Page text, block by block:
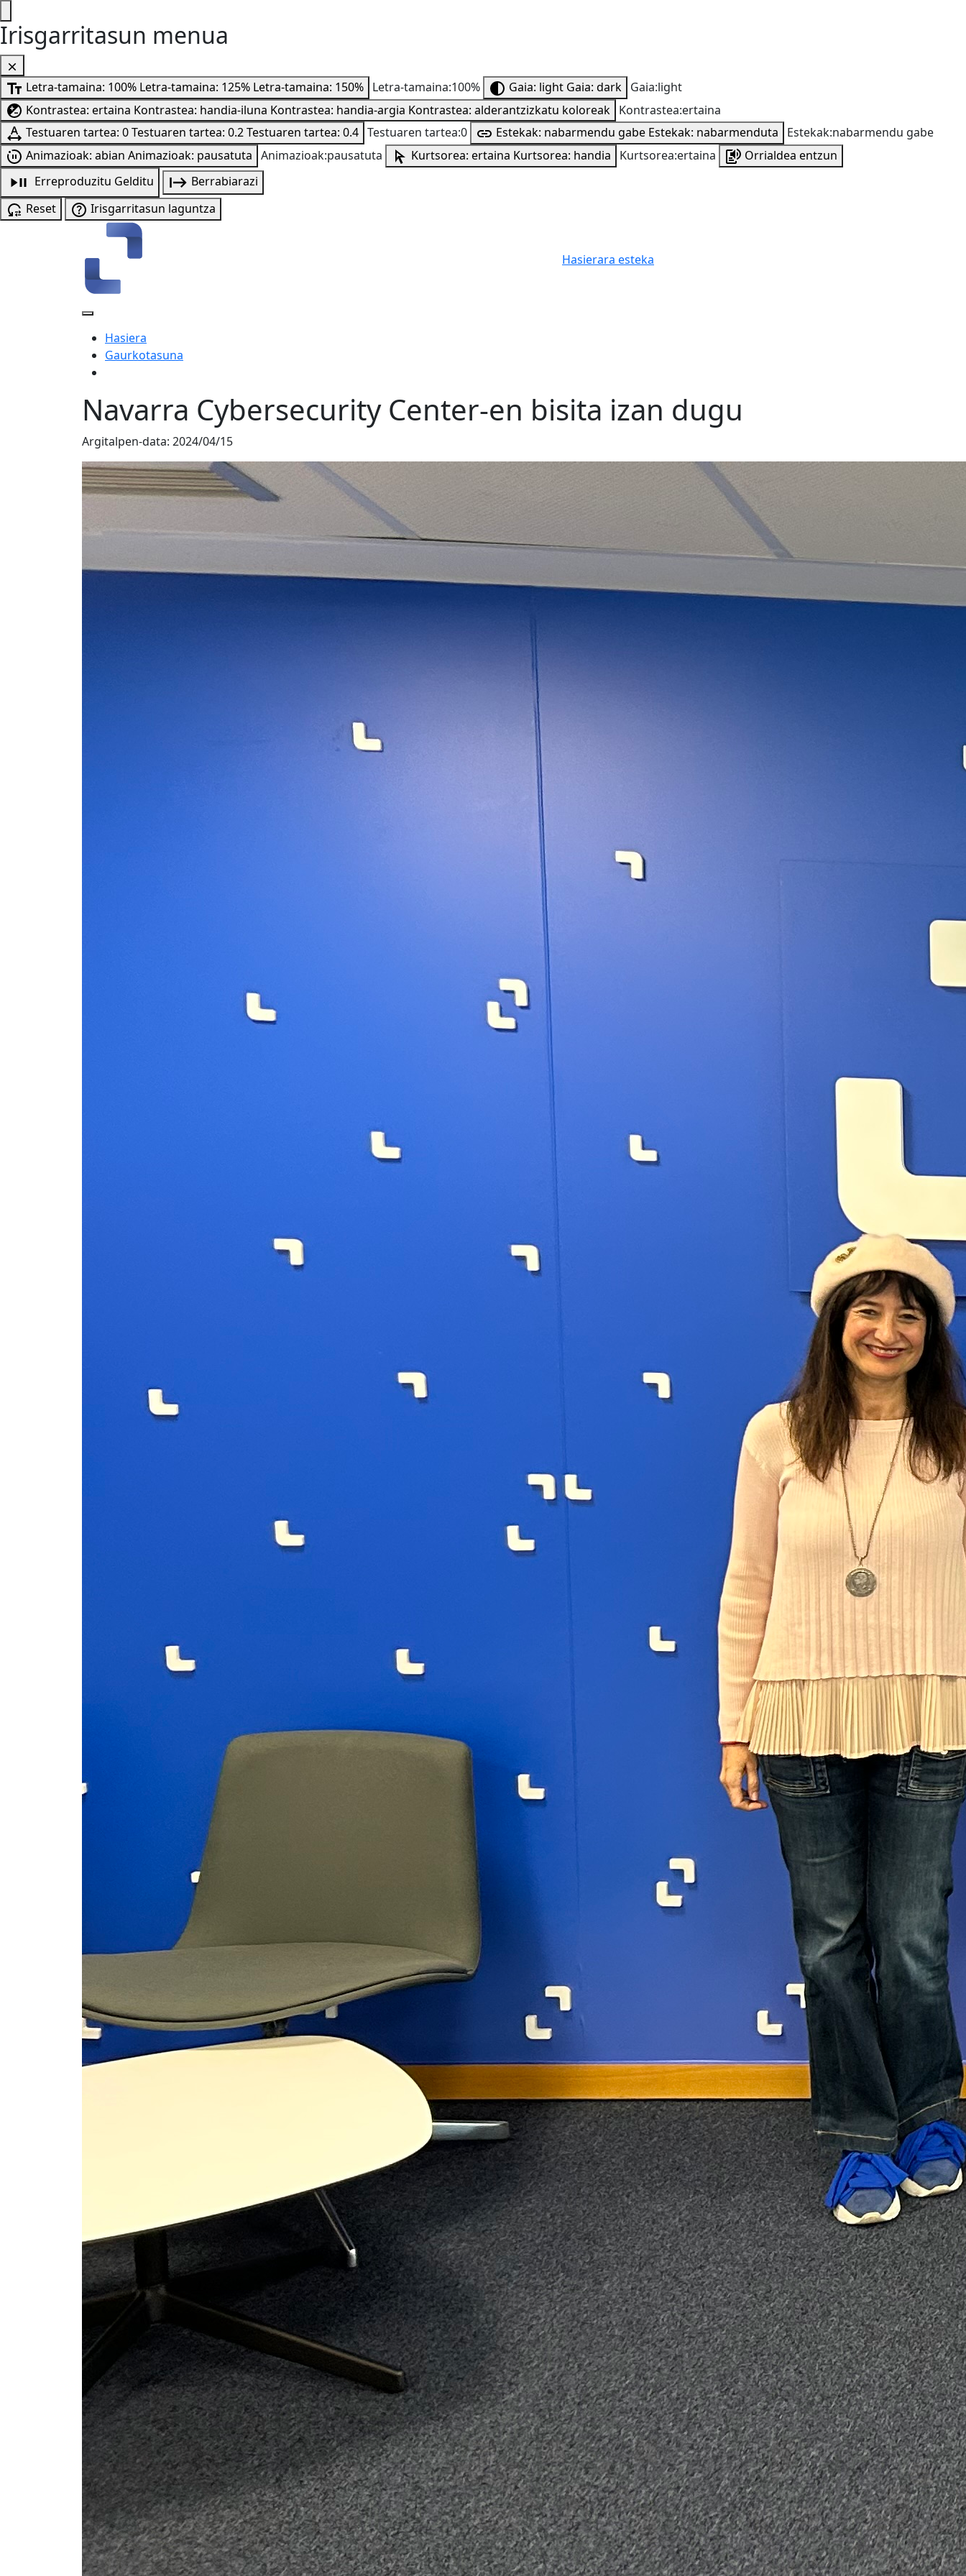
Irisgarritasun menua
Letra-tamaina: 100% Letra-tamaina: 125% Letra-tamaina: 150% Letra-tamaina:100% Gaia: light Gaia: dark Gaia:light
Kontrastea: ertaina Kontrastea: handia-iluna Kontrastea: handia-argia Kontrastea: alderantzizkatu koloreak Kontrastea:ertaina
Testuaren tartea: 0Testuaren tartea: 0.2Testuaren tartea: 0.4 Testuaren tartea:0 Estekak: nabarmendu gabe Estekak: nabarmenduta
Estekak:nabarmendu gabe
Animazioak: abian Animazioak: pausatuta Animazioak:pausatuta Kurtsorea: ertaina Kurtsorea: handia Kurtsorea:ertaina
Orrialdea entzun
Erreproduzitu Gelditu
Berrabiarazi
Reset
Irisgarritasun laguntza
Hasierara esteka
Hasiera
Gaurkotasuna
Navarra Cybersecurity Center-en bisita izan dugu
Argitalpen-data: 2024/04/15